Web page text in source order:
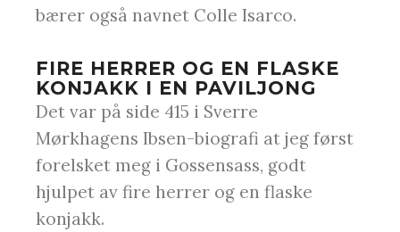
bærer også navnet Colle Isarco.
FIRE HERRER OG EN FLASKE
KONJAKK I EN PAVILJONG
Det var på side 415 i Sverre
Mørkhagens Ibsen-biografi at jeg først
forelsket meg i Gossensass, godt
hjulpet av fire herrer og en flaske
konjakk.